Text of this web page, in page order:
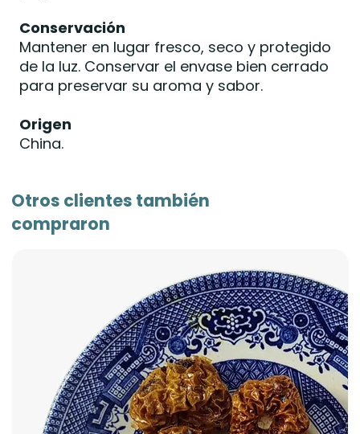
Conservación
Mantener en lugar fresco, seco y protegido
de la luz. Conservar el envase bien cerrado
para preservar su aroma y sabor.
Origen
China.
Otros clientes también
compraron